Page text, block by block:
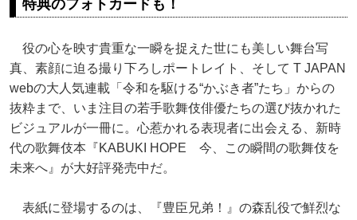
特典のフォトカードも！
役の心を映す貴重な一瞬を捉えた世にも美しい舞台写
真、素顔に迫る撮り下ろしポートレイト、そして T JAPAN
webの大人気連載「令和を駆ける“かぶき者”たち」からの
抜粋まで、いま注目の若手歌舞伎俳優たちの選び抜かれた
ビジュアルが一冊に。心惹かれる表現者に出会える、新時
代の歌舞伎本『KABUKI HOPE 今、この瞬間の歌舞伎を
未来へ』が大好評発売中だ。
表紙に登場するのは、『豊臣兄弟！』の森乱役で鮮烈な